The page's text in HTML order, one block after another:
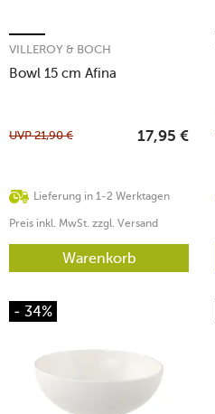
Bowl 15 cm Afina
VILLEROY & BOCH
Lieferung in 1-2 Werktagen
UVP21,90 € 17,95 €
Preis inkl. MwSt. zzgl. Versand
Warenkorb
- 34%